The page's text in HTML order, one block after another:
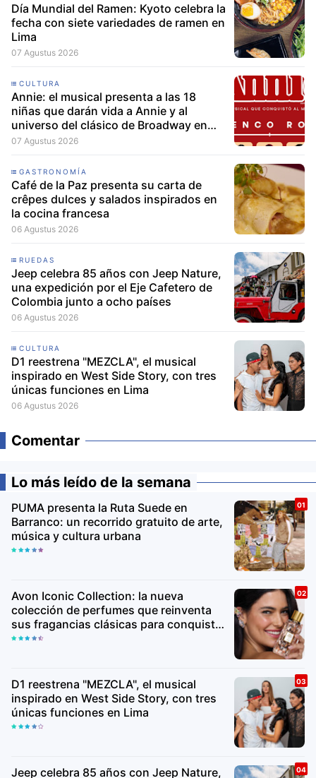
Día Mundial del Ramen: Kyoto celebra la
fecha con siete variedades de ramen en
Lima
07 Agustus 2026
CULTURA
Annie: el musical presenta a las 18
niñas que darán vida a Annie y al
universo del clásico de Broadway en
Lima
07 Agustus 2026
GASTRONOMÍA
Café de la Paz presenta su carta de
crêpes dulces y salados inspirados en
la cocina francesa
06 Agustus 2026
RUEDAS
Jeep celebra 85 años con Jeep Nature,
una expedición por el Eje Cafetero de
Colombia junto a ocho países
06 Agustus 2026
CULTURA
D1 reestrena "MEZCLA", el musical
inspirado en West Side Story, con tres
únicas funciones en Lima
06 Agustus 2026
Comentar
Lo más leído de la semana
PUMA presenta la Ruta Suede en
Barranco: un recorrido gratuito de arte,
música y cultura urbana
Avon Iconic Collection: la nueva
colección de perfumes que reinventa
sus fragancias clásicas para conquistar
nuevas generaciones
D1 reestrena "MEZCLA", el musical
inspirado en West Side Story, con tres
únicas funciones en Lima
Jeep celebra 85 años con Jeep Nature,